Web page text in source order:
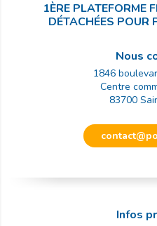
1ÈRE PLATEFORME
DÉTACHÉES POUR
Nous
1846
Centre
83700
Infos